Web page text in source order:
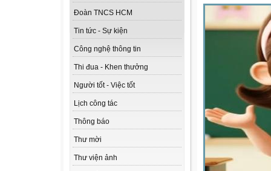
Đoàn TNCS HCM
Tin tức - Sự kiện
Công nghệ thông tin
Thi đua - Khen thưởng
Người tốt - Việc tốt
Lịch công tác
Thông báo
Thư mời
Thư viện ảnh